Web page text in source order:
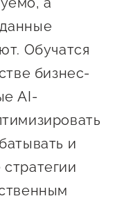
Обучатся
бизнес-
AI-
и